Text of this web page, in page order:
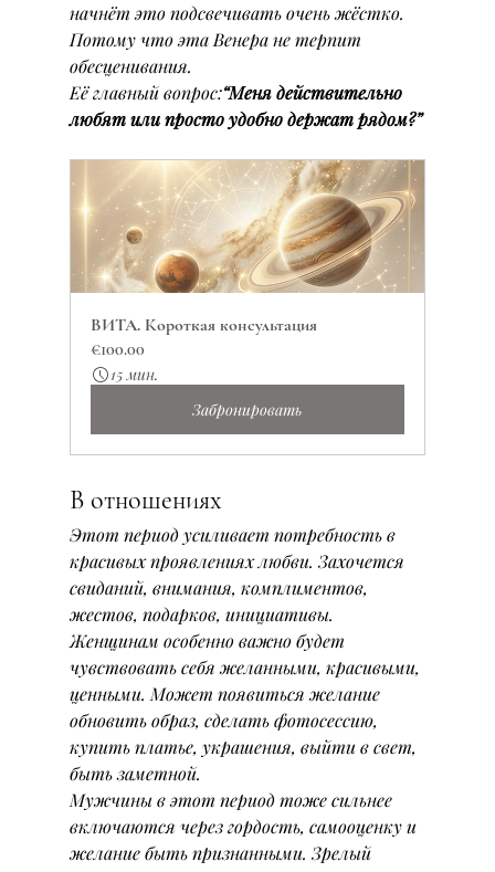
начнёт это подсвечивать очень жёстко.
Потому что эта Венера не терпит
обесценивания.
Её главный вопрос:“Меня действительно
любят или просто удобно держат рядом?”
ВИТА. Короткая консультация
€100.00
15 мин.
Забронировать
В отношениях
Этот период усиливает потребность в
красивых проявлениях любви. Захочется
свиданий, внимания, комплиментов,
жестов, подарков, инициативы.
Женщинам особенно важно будет
чувствовать себя желанными, красивыми,
ценными. Может появиться желание
обновить образ, сделать фотосессию,
купить платье, украшения, выйти в свет,
быть заметной.
Мужчины в этот период тоже сильнее
включаются через гордость, самооценку и
желание быть признанными. Зрелый